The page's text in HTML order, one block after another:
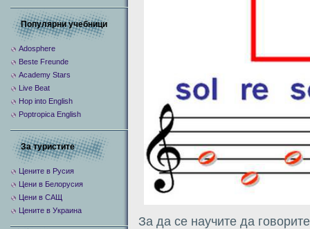
За да се научите да
Популярни учебници
Adosphere
Beste Freunde
Academy Stars
Live Beat
Hop into English
Poptropica English
За туристите
Цените в Русия
Цени в Белорусия
Цени в САЩ
Цените в Украина